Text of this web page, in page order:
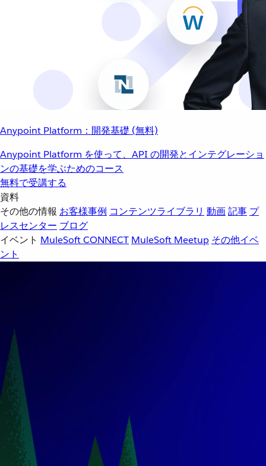
Anypoint Platform：開発基礎 (無料)
Anypoint Platform を使って、API の開発とインテグレーショ
ンの基礎を学ぶためのコース
無料で受講する
資料
その他の情報 お客様事例 コンテンツライブラリ 動画記事 プ
レスセンター ブログ
イベント MuleSoft CONNECT MuleSoft Meetup その他イベ
ント